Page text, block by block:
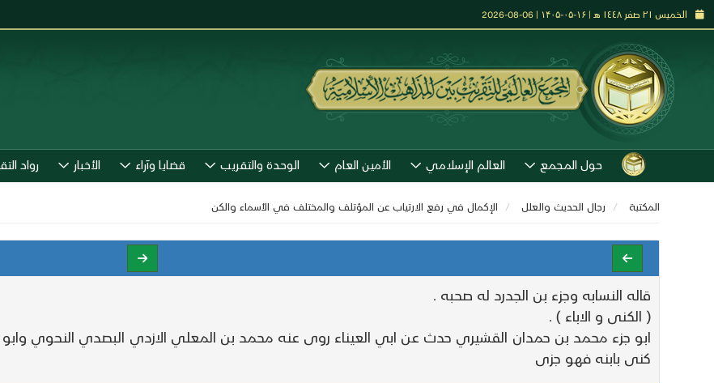
الخميس ٢١ صفر ١٤٤٨ هـ | ۱۶-۰۵-۱۴۰۵ | 06-08-2026
حول المجمع العالم الإسلامي الأمين العام الوحدة والتقريب قضايا وآراء الأخبار رواد
المكتبة رجال الحديث والعلل الإكمال في رفع الارتياب عن المؤتلف والمختلف في الأسماء والكن
قاله النسابه وجزء بن الجدرد له صحبه .
( الكنى و الاباء ) .
ابو جزء محمد بن حمدان القشيري حدث عن ابي العيناء روى عنه محمد بن المعلي الازدي البصدي النحوي وابو
كنى بابنه فهو جزى